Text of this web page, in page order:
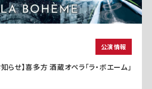
公演情報
らせ】喜多方 酒蔵オペラ「ラ・ボエーム」